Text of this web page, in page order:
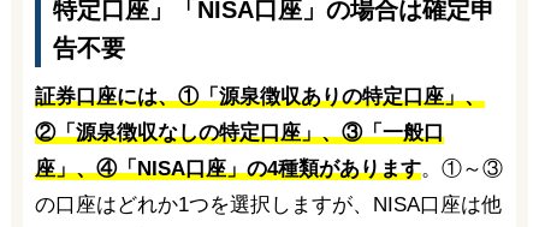
特定口座」「NISA口座」の場合は確定申
告不要
証券口座には、①「源泉徴収ありの特定口座」、
②「源泉徴収なしの特定口座」、③「一般口
座」、④「NISA口座」の4種類があります。①～③
の口座はどれか1つを選択しますが、NISA口座は他